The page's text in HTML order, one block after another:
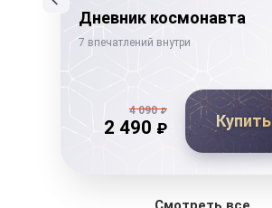
Дневник космонавта
7 впечатлений внутри
4 090₽
2 490 ₽ Купить